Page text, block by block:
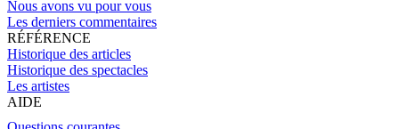
Nous avons vu pour vous
Les derniers commentaires
RÉFÉRENCE
Historique des articles
Historique des spectacles
Les artistes
AIDE